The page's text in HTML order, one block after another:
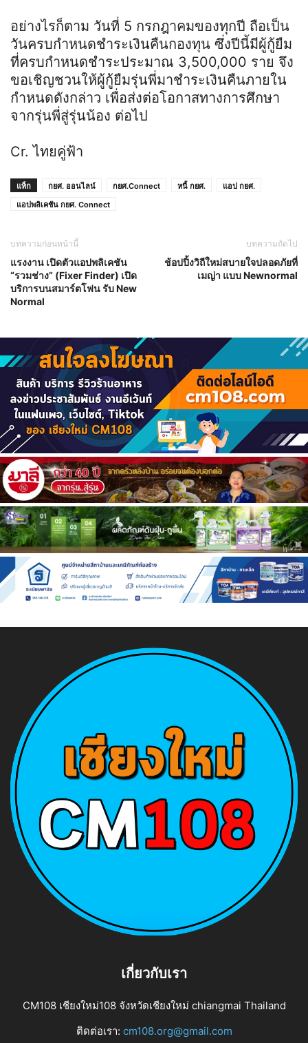
อย่างไรก็ตาม วันที่ 5 กรกฎาคมของทุกปี ถือเป็น
วันครบกำหนดชำระเงินคืนกองทุน ซึ่งปีนี้มีผู้กู้ยืม
ที่ครบกำหนดชำระประมาณ 3,500,000 ราย จึง
ขอเชิญชวนให้ผู้กู้ยืมรุ่นพี่มาชำระเงินคืนภายใน
กำหนดดังกล่าว เพื่อส่งต่อโอกาสทางการศึกษา
จากรุ่นพี่สู่รุ่นน้อง ต่อไป
Cr. ไทยคู่ฟ้า
แท็ก กยศ. ออนไลน์ กยศ.Connect หนี้ กยศ.
แอป กยศ.
แอปพลิเคชัน กยศ. Connect
บทความก่อนหน้านี้
แรงงาน เปิดตัวแอปพลิเคชัน
“รวมช่าง” (Fixer Finder) เปิด
บริการบนสมาร์ตโฟน รับ New
Normal
บทความถัดไป
ช้อปปิ้งวิถีใหม่สบายใจปลอดภัยที่
เมญ่า แบบ Newnormal
เกี่ยวกับเรา
CM108 เชียงใหม่108 จังหวัดเชียงใหม่ chiangmai Thailand
ติดต่อเรา: cm108.org@gmail.com